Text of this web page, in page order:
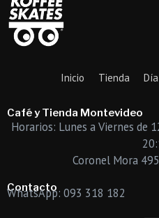
Inicio Tienda
Café y Tienda Montevideo
Horarios: Lunes a Viernes de
Coronel Mora
Contacto
WhatsApp: 093 318 182